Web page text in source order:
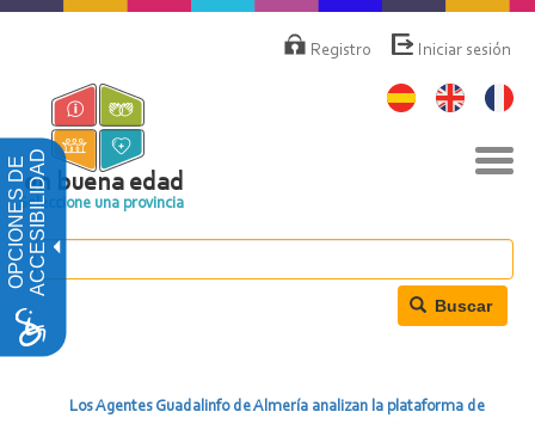
OPCIONES DEACCESIBILIDAD
Pasar
contenido
principal
deRegistro Iniciar sesión
en buena edad
Seleccione una provincia
Buscar
Los Agentes Guadalinfo de Almería analizan la plataforma de